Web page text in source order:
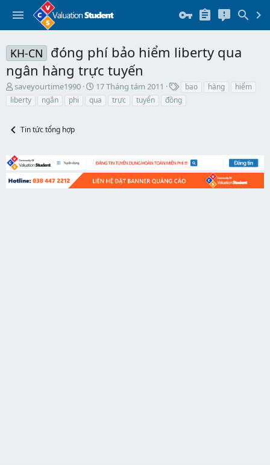
KH-CN
đóng phí bảo hiểm liberty qua
ngân hàng trực tuyến
T
h
a
t
a
r
saveyourtime1990
N
g
đ
ầ
u
17 Tháng tám 2011
h
ẻ
bao hàng
hiểm
liberty
ngắn phi qua trực tuyển đồng
Tin tức tổng hợp